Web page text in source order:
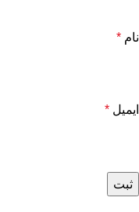
نام *
ایمیل *